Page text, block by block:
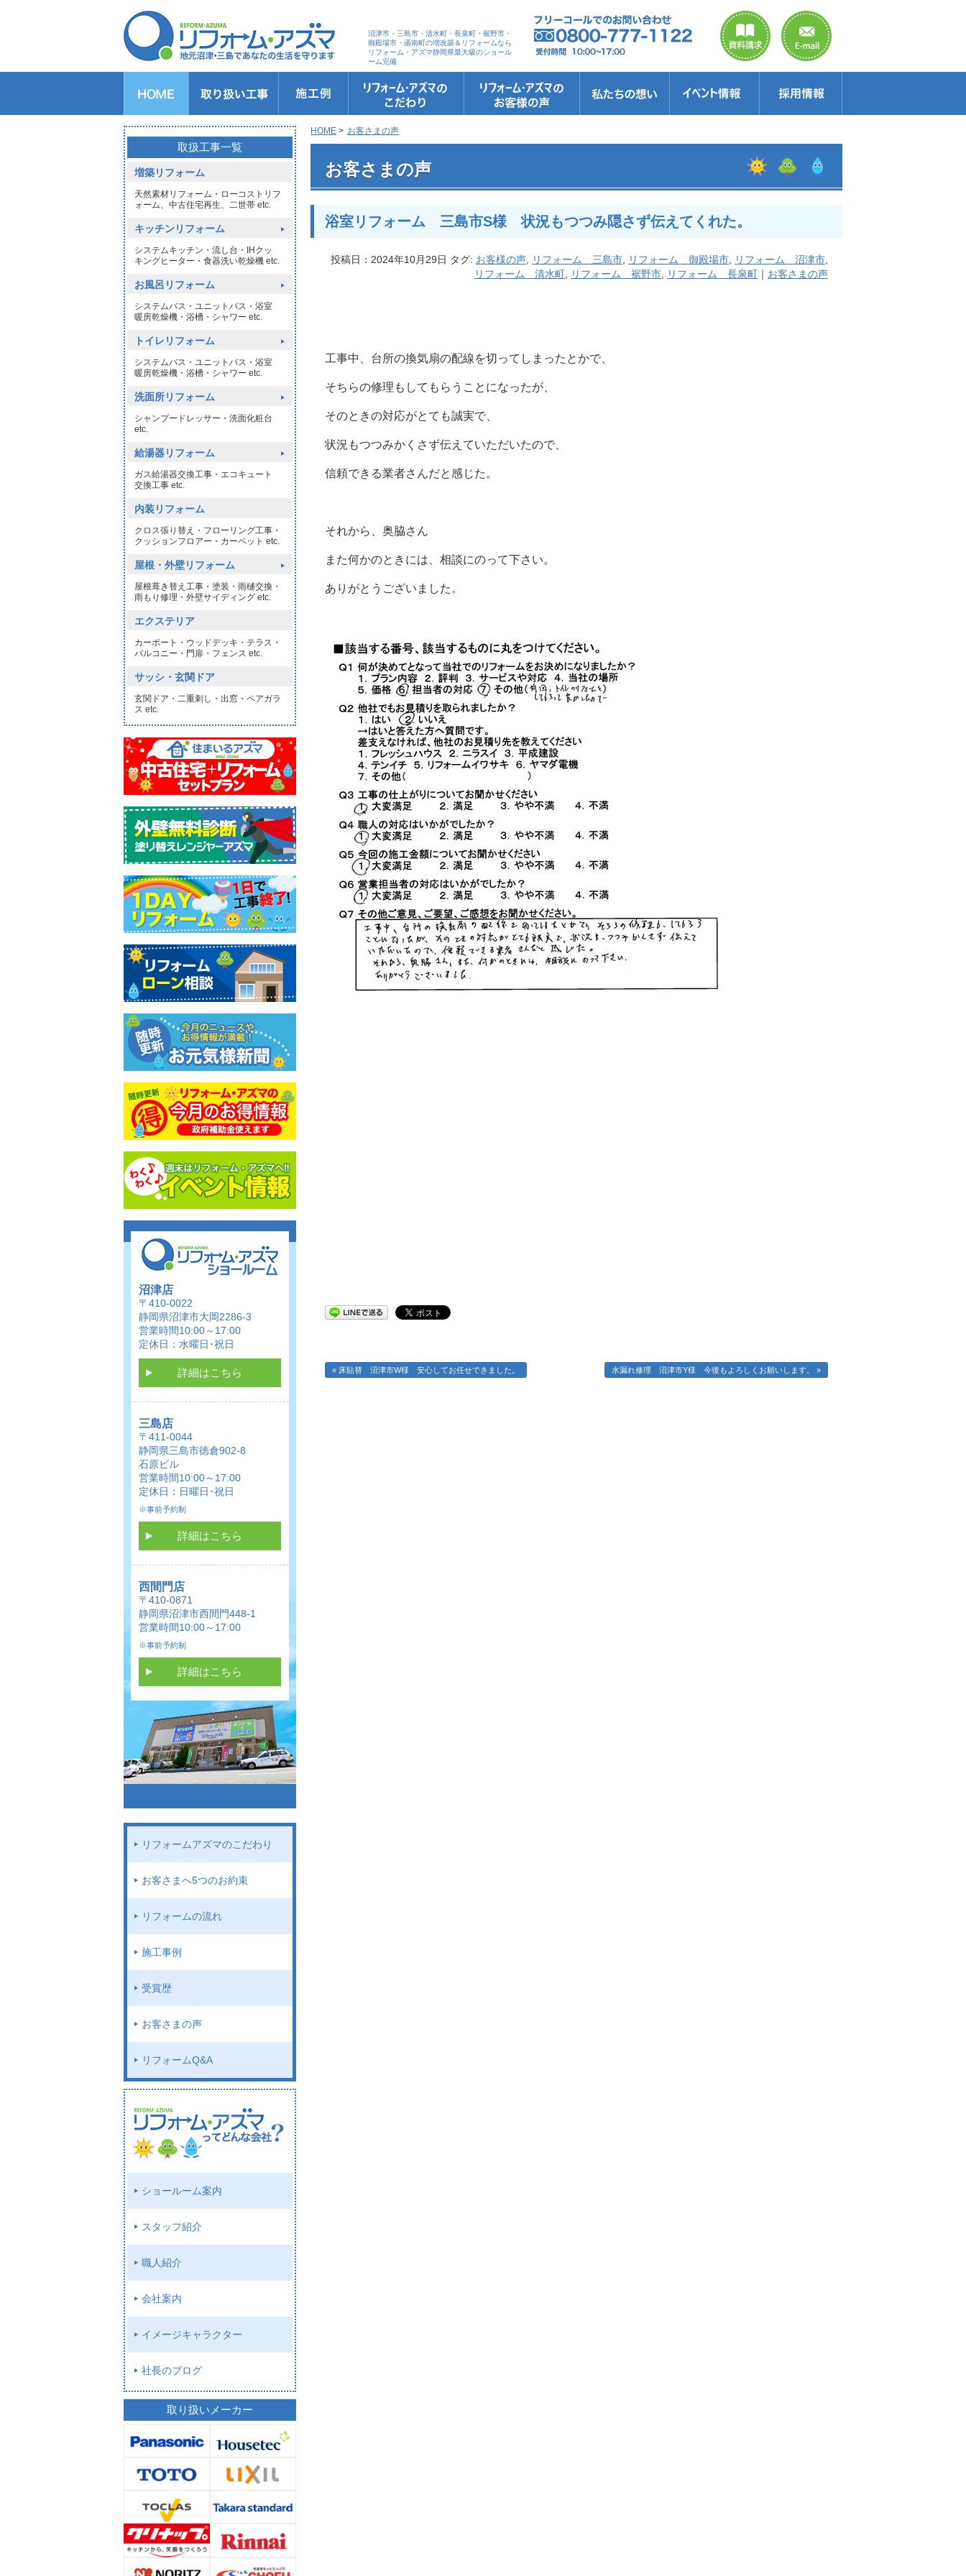
沼津市・三島市・清水町・長泉町・裾野市・
御殿場市・函南町の増改築＆リフォームなら
リフォーム・アズマ静岡県最大級のショール
ーム完備
キッチンのリフォーム
バスルームのリフォーム
トイレのリフォーム
洗面所のリフォーム
給湯器交換
窓リフォーム
玄関リフォーム
1DAYリフォーム
外壁・屋根塗装 リフォーム・アズマのこだわり
お客さまへの5つのお約束
リフォームの流れ
リフォームQ&A
安心保証
リフォームローン相談
HOME > お客さまの声
> 浴室リフォーム 三島市S様 状況もつつみ隠さず伝えてくれた。
お客さまの声
浴室リフォーム 三島市S様 状況もつつみ隠さず伝えてくれた。
投稿日：2024年10月29日 タグ: お客様の声 リフォーム 三島市 リフォーム 御殿場市 リフォーム 沼津市
リフォーム 清水町
リフォーム 裾野市 リフォーム 長泉町 ｜ お客さまの声
工事中、台所の換気扇の配線を切ってしまったとかで、
そちらの修理もしてもらうことになったが、
そのときの対応がとても誠実で、
状況もつつみかくさず伝えていただいたので、
信頼できる業者さんだと感じた。
それから、奥脇さん
また何かのときには、相談にのって下さい。
ありがとうございました。
« 床貼替 沼津市W様 安心してお任せできました。 水漏れ修理 沼津市Y様 今後もよろしくお願いします。 »
取扱工事一覧
増築リフォーム
天然素材リフォーム・ローコストリフ
ォーム、中古住宅再生、二世帯 etc.
キッチンリフォーム
システムキッチン・流し台・IHクッ
キングヒーター・食器洗い乾燥機 etc.
お風呂リフォーム
システムバス・ユニットバス・浴室
暖房乾燥機・浴槽・シャワー etc.
トイレリフォーム
システムバス・ユニットバス・浴室
暖房乾燥機・浴槽・シャワー etc.
洗面所リフォーム
シャンプードレッサー・洗面化粧台
etc.
給湯器リフォーム
ガス給湯器交換工事・エコキュート
交換工事 etc.
内装リフォーム
クロス張り替え・フローリング工事・
クッションフロアー・カーペット etc.
屋根・外壁リフォーム
屋根葺き替え工事・塗装・雨樋交換・
雨もり修理・外壁サイディング etc.
エクステリア
カーポート・ウッドデッキ・テラス・
バルコニー・門扉・フェンス etc.
サッシ・玄関ドア
玄関ドア・二重刺し・出窓・ペアガラ
ス etc.
沼津店
〒410-0022
静岡県沼津市大岡2286-3
営業時間10:00～17:00
定休日：水曜日･祝日
詳細はこちら
三島店
〒411-0044
静岡県三島市徳倉902-8
石原ビル
営業時間10:00～17:00
定休日：日曜日･祝日
※事前予約制
詳細はこちら
西間門店
〒410-0871
静岡県沼津市西間門448-1
営業時間10:00～17:00
※事前予約制
詳細はこちら
リフォームアズマのこだわり
お客さまへ5つのお約束
リフォームの流れ
施工事例
受賞歴
お客さまの声
リフォームQ&A
ショールーム案内
スタッフ紹介
職人紹介
会社案内
イメージキャラクター
社長のブログ
取り扱いメーカー